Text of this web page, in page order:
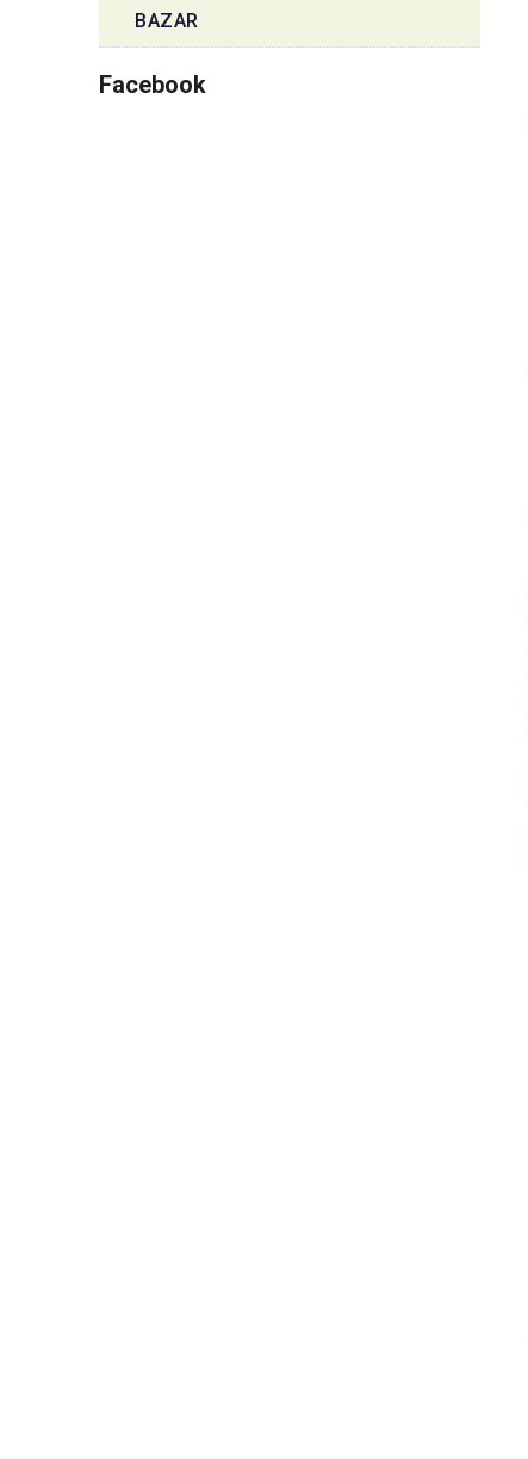
BAZAR
Facebook